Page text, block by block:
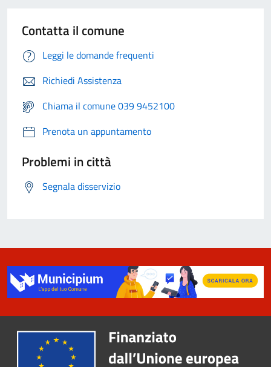
Contatta il comune
Leggi le domande frequenti
Richiedi Assistenza
Chiama il comune 039 9452100
Prenota un appuntamento
Problemi in città
Segnala disservizio